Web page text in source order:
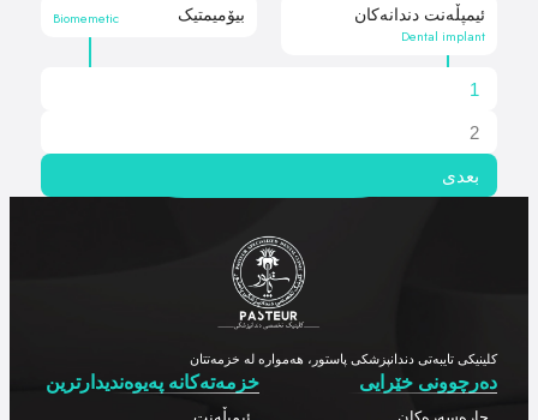
ئیمپڵەنت دندانەکان
Dental implant
بیۆمیمتیک Biomemetic
1
2
بعدی
کلینیکی تایبەتی دندانپزشکی پاستور، هەموارە لە خزمەتتان
دەرچوونی خێرایی خزمەتەکانە پەیوەندیدارترین